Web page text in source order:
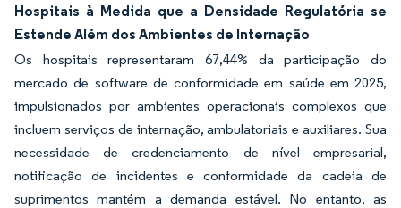
Hospitais à Medida que a Densidade Regulatória se
Estende Além dos Ambientes de Internação
Os hospitais representaram 67,44% da participação do
mercado de software de conformidade em saúde em 2025,
impulsionados por ambientes operacionais complexos que
incluem serviços de internação, ambulatoriais e auxiliares. Sua
necessidade de credenciamento de nível empresarial,
notificação de incidentes e conformidade da cadeia de
suprimentos mantém a demanda estável. No entanto, as